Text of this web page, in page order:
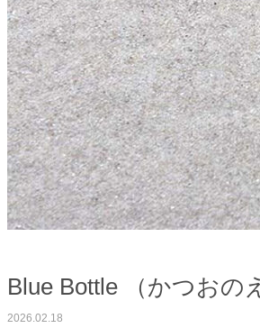
Blue Bottle （かつおの
2026.02.18